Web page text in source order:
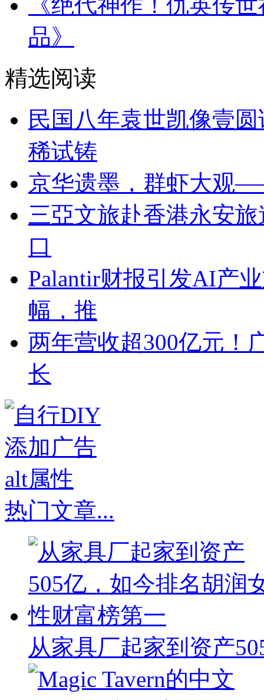
《绝代神作！仇英传
品》
精选阅读
民国八年袁世凯像壹
稀试铸
京华遗墨，群虾大观
三亞文旅赴香港永安
口
Palantir财报引发AI产
幅，推
两年营收超300亿元！
长
热门文章...
从家具厂起家到资产